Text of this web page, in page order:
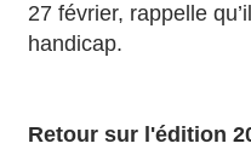
27 février, rappelle
handicap.
Retour sur l'édition